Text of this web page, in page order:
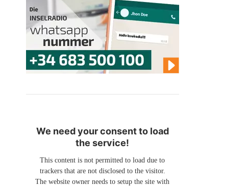
We need your consent to load
the service!
This content is not permitted to load due to
trackers that are not disclosed to the visitor.
The website owner needs to setup the site with